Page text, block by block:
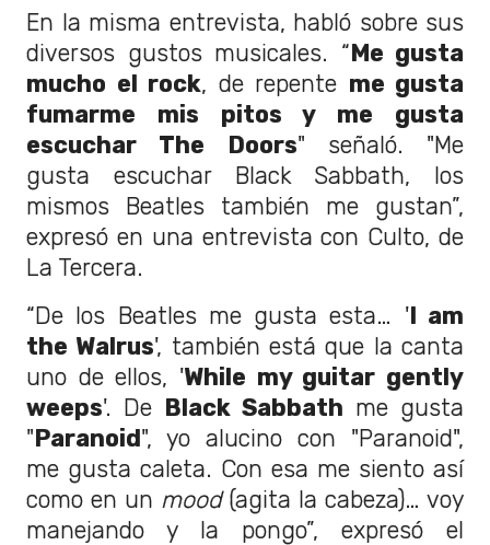
En la misma entrevista, habló sobre sus
diversos gustos musicales. “Me gusta
mucho el rock, de repente me gusta
fumarme mis pitos y me gusta
escuchar The Doors" señaló. "Me
gusta escuchar Black Sabbath, los
mismos Beatles también me gustan”,
expresó en una entrevista con Culto, de
La Tercera.
“De los Beatles me gusta esta… 'I am
the Walrus', también está que la canta
uno de ellos, 'While my guitar gently
weeps'. De Black Sabbath me gusta
"Paranoid", yo alucino con "Paranoid",
me gusta caleta. Con esa me siento así
como en un mood(agita la cabeza)… voy
manejando y la pongo”, expresó el